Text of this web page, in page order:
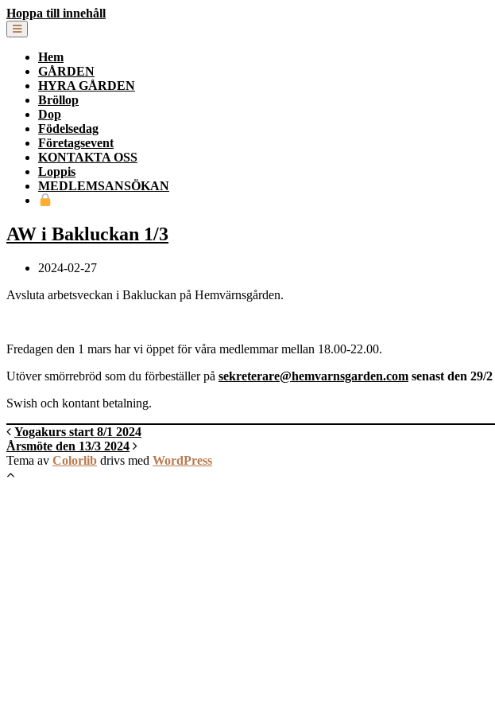
Hoppa till innehåll
Hem
GÅRDEN
HYRA GÅRDEN
Bröllop
Dop
Födelsedag
Företagsevent
KONTAKTA OSS
Loppis
MEDLEMSANSÖKAN
AW i Bakluckan 1/3
2024-02-27
Avsluta arbetsveckan i Bakluckan på Hemvärnsgården.
Fredagen den 1 mars har vi öppet för våra medlemmar mellan 18.00-22.00.
Utöver smörrebröd som du förbeställer på sekreterare@hemvarnsgarden.com senast den 29/2
Swish och kontant betalning.
Yogakurs start 8/1 2024
Årsmöte den 13/3 2024
Tema av Colorlib drivs med WordPress